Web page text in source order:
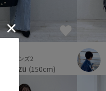
銀座インズ2
misuzu (150cm)